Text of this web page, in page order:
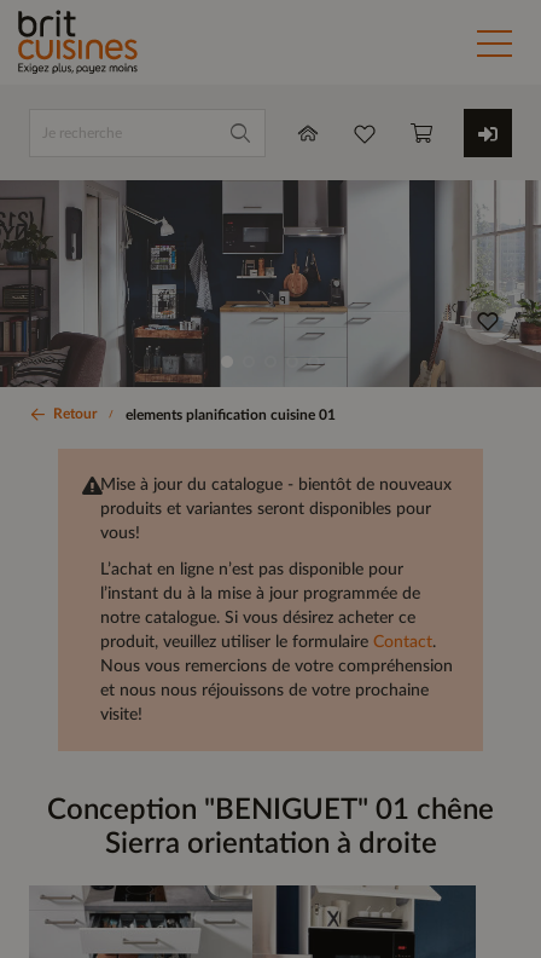
Retour elements planification cuisine 01
Mise à jour du catalogue - bientôt de nouveaux
produits et variantes seront disponibles pour
vous!
L’achat en ligne n’est pas disponible pour
l’instant du à la mise à jour programmée de
notre catalogue. Si vous désirez acheter ce
produit, veuillez utiliser le formulaire Contact.
Nous vous remercions de votre compréhension
et nous nous réjouissons de votre prochaine
visite!
Conception "BENIGUET" 01 chêne
Sierra orientation à droite